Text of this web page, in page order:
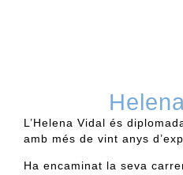
L’Helena Vidal és
amb més de vint anys
Ha encaminat la seva